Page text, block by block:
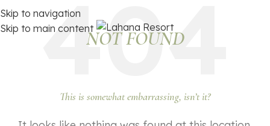
Skip to navigation
Skip to main contentNOT FOUND
This is somewhat embarrassing, isn’t it?